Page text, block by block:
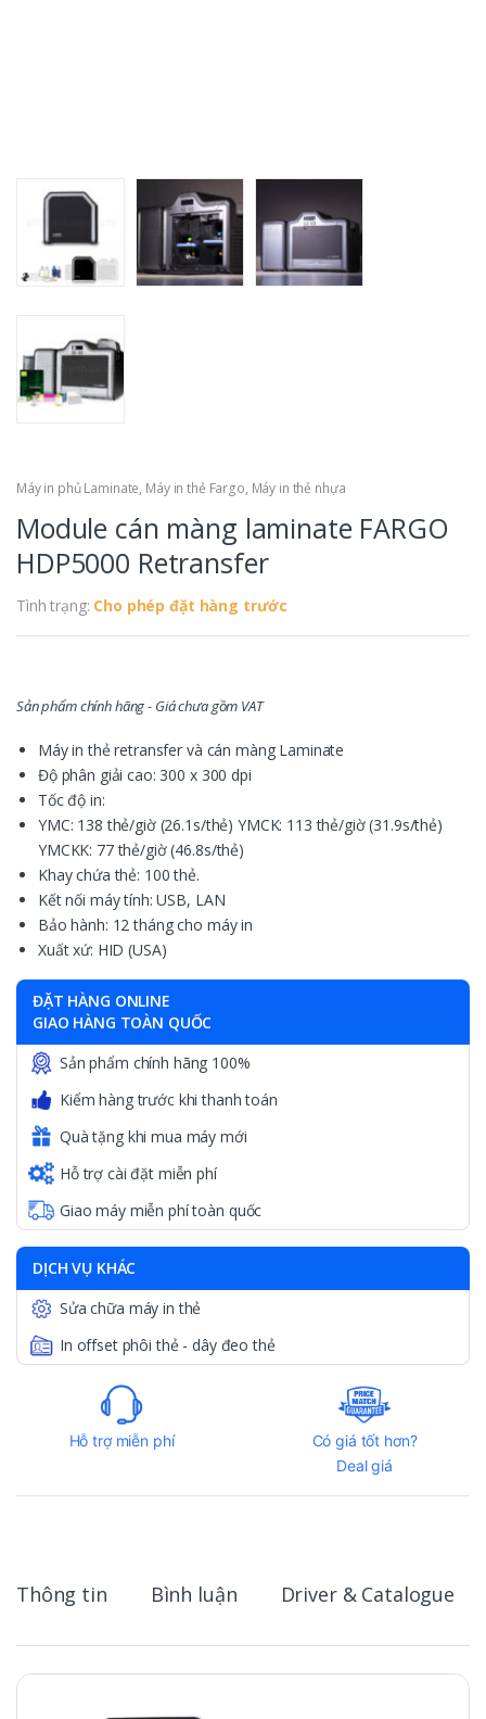
Máy in phủ Laminate, Máy in thẻ Fargo, Máy in thẻ nhựa
Module cán màng laminate FARGO
HDP5000 Retransfer
Tình trạng: Cho phép đặt hàng trước
Sản phẩm chính hãng - Giá chưa gồm VAT
Máy in thẻ retransfer và cán màng Laminate
Độ phân giải cao: 300 x 300 dpi
Tốc độ in:
YMC: 138 thẻ/giờ (26.1s/thẻ) YMCK: 113 thẻ/giờ (31.9s/thẻ)
YMCKK: 77 thẻ/giờ (46.8s/thẻ)
Khay chứa thẻ: 100 thẻ.
Kết nối máy tính: USB, LAN
Bảo hành: 12 tháng cho máy in
Xuất xứ: HID (USA)
ĐẶT HÀNG ONLINE
GIAO HÀNG TOÀN QUỐC
Sản phẩm chính hãng 100%
Kiểm hàng trước khi thanh toán
Quà tặng khi mua máy mới
Hỗ trợ cài đặt miễn phí
Giao máy miễn phí toàn quốc
DỊCH VỤ KHÁC
Sửa chữa máy in thẻ
In offset phôi thẻ - dây đeo thẻ
Hỗ trợ miễn phí
Có giá tốt hơn?
Deal giá
Thông tin Bình luận Driver & Catalogue